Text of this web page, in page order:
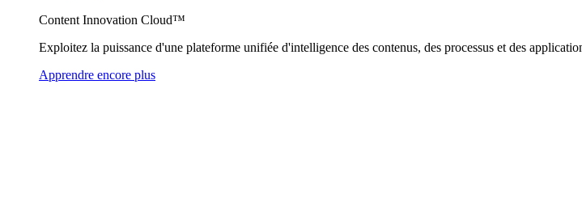
Content Innovation Cloud™
Exploitez la puissance d'une plateforme unifiée d'intelligence des contenus, des processus et des
Apprendre encore plus